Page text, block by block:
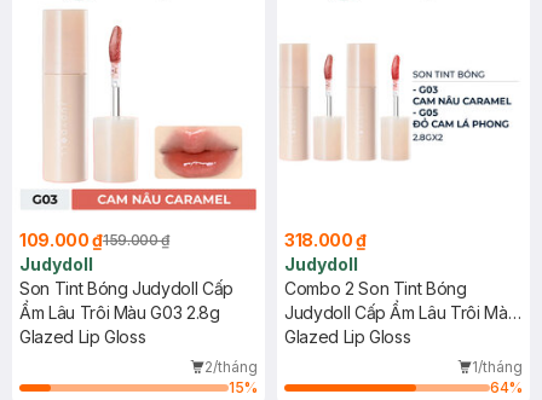
109.000 ₫159.000 ₫
Judydoll
Son Tint Bóng Judydoll Cấp
Ẩm Lâu Trôi Màu G03 2.8g
Glazed Lip Gloss
2/tháng
15%
318.000 ₫
Judydoll
Combo 2 Son Tint Bóng
Judydoll Cấp Ẩm Lâu Trôi Màu
G03 + G05 2.8g
Glazed Lip Gloss
1/tháng
64%